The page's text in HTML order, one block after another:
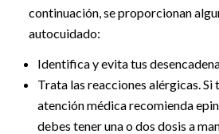
continuación, se proporcionan
autocuidado:
Identifica y evita tus
Trata las reacciones alérgicas.
atención médica recomienda
debes tener una o dos dosis a